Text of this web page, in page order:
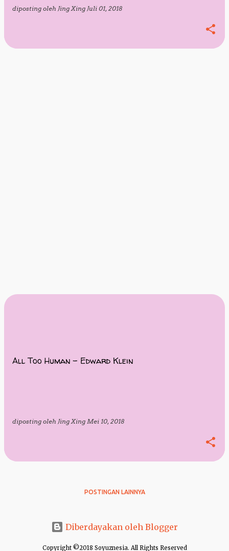
diposting oleh Jing Xing Juli 01, 2018
All Too Human - Edward Klein
diposting oleh Jing Xing Mei 10, 2018
POSTINGAN LAINNYA
Diberdayakan oleh Blogger
Copyright ©2018 Soyuznesia. All Rights Reserved